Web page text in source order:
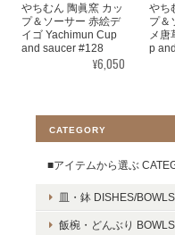
やちむん 陶眞窯 カッ
プ＆ソーサー 赤絵デ
イゴ Yachimun Cup
and saucer #128
¥6,050
やち
プ＆
メ唐
p
CATEGORY
■アイテムから選ぶ
皿・鉢 DISHES/BOWLS
飯椀・どんぶり BOWLS